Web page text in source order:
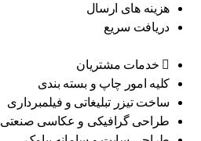
هزینه های ارسال
دریافت سریع
خدمات مشتریان
کلیه امور چاپ و بسته بندی
ساخت تیزر تبلیغاتی و فیلمبرداری
طراحی گرافیکی و عکاسی صنعتی